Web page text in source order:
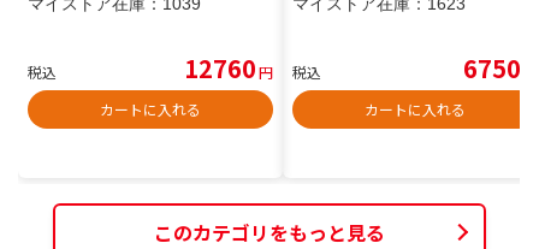
税込 12760円
カートに入れる
税込 6750
カートに入れる
このカテゴリをもっと見る